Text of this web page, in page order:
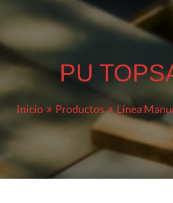
PU
Inicio Productos Línea